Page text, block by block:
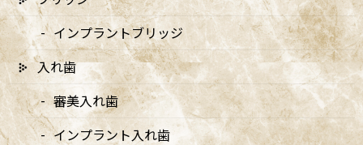
2024/09/17
logo_ol – 2_logo005 のコピー 12-
07
インプラントブリッジ
入れ歯
審美入れ歯
インプラント入れ歯